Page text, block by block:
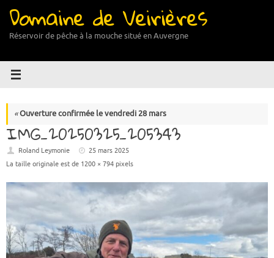
contenu
Domaine de Veirières
Réservoir de pêche à la mouche situé en Auvergne
«Ouverture confirmée le vendredi 28 mars
IMG_20250325_205343
Roland Leymonie
25 mars 2025
La taille originale est de 1200 × 794 pixels